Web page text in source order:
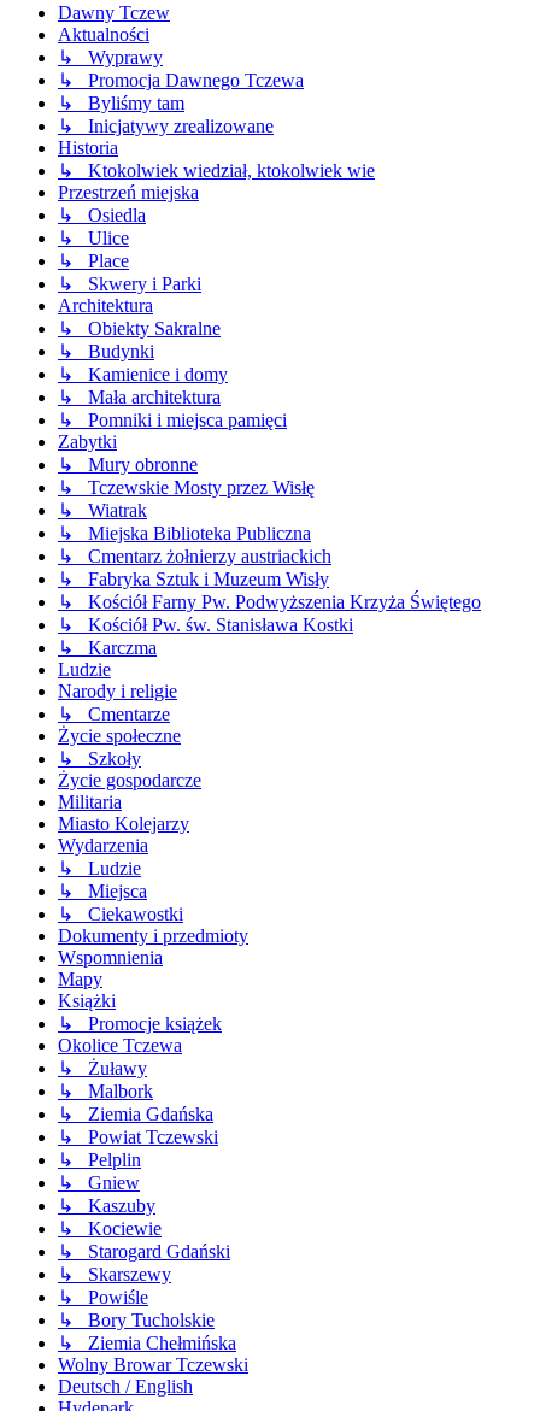
Dawny Tczew
Aktualności
↳ Wyprawy
↳ Promocja Dawnego Tczewa
↳ Byliśmy tam
↳ Inicjatywy zrealizowane
Historia
↳ Ktokolwiek wiedział, ktokolwiek wie
Przestrzeń miejska
↳ Osiedla
↳ Ulice
↳ Place
↳ Skwery i Parki
Architektura
↳ Obiekty Sakralne
↳ Budynki
↳ Kamienice i domy
↳ Mała architektura
↳ Pomniki i miejsca pamięci
Zabytki
↳ Mury obronne
↳ Tczewskie Mosty przez Wisłę
↳ Wiatrak
↳ Miejska Biblioteka Publiczna
↳ Cmentarz żołnierzy austriackich
↳ Fabryka Sztuk i Muzeum Wisły
↳ Kościół Farny Pw. Podwyższenia Krzyża Świętego
↳ Kościół Pw. św. Stanisława Kostki
↳ Karczma
Ludzie
Narody i religie
↳ Cmentarze
Życie społeczne
↳ Szkoły
Życie gospodarcze
Militaria
Miasto Kolejarzy
Wydarzenia
↳ Ludzie
↳ Miejsca
↳ Ciekawostki
Dokumenty i przedmioty
Wspomnienia
Mapy
Książki
↳ Promocje książek
Okolice Tczewa
↳ Żuławy
↳ Malbork
↳ Ziemia Gdańska
↳ Powiat Tczewski
↳ Pelplin
↳ Gniew
↳ Kaszuby
↳ Kociewie
↳ Starogard Gdański
↳ Skarszewy
↳ Powiśle
↳ Bory Tucholskie
↳ Ziemia Chełmińska
Wolny Browar Tczewski
Deutsch / English